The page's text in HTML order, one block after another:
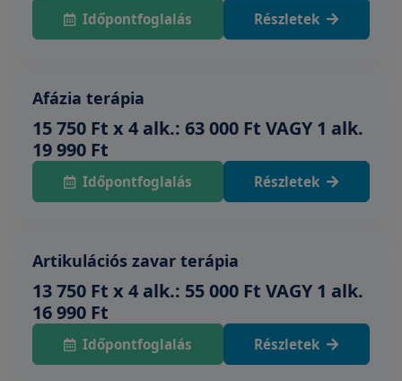
Időpontfoglalás Részletek
Afázia terápia
15 750 Ft x 4 alk.: 63 000 Ft VAGY 1 alk.
19 990 Ft
Időpontfoglalás Részletek
Artikulációs zavar terápia
13 750 Ft x 4 alk.: 55 000 Ft VAGY 1 alk.
16 990 Ft
Időpontfoglalás Részletek